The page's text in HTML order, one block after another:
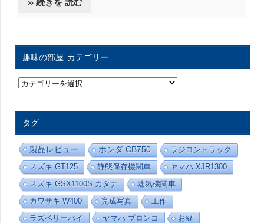
» 続きを 読む
趣味の部屋-カテゴリー
趣
味
屋
カ
テ
ゴ
リ
ー
タグ
製品レビュー ホンダ CB750
ラジコントラック
スズキ GT125
静態保存機関車
ヤマハ XJR1300
スズキ GSX1100S カタナ
蒸気機関車
カワサキ W400
完成写真
工作
ラズベリーパイ
ヤマハ ブロンコ お経